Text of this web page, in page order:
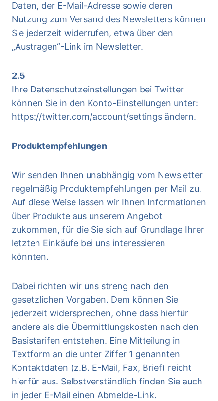
Daten, der E-Mail-Adresse sowie deren
Nutzung zum Versand des Newsletters können
Sie jederzeit widerrufen, etwa über den
„Austragen“-Link im Newsletter.
2.5
Ihre Datenschutzeinstellungen bei Twitter
können Sie in den Konto-Einstellungen unter:
https://twitter.com/account/settings ändern.
Produktempfehlungen
Wir senden Ihnen unabhängig vom Newsletter
regelmäßig Produktempfehlungen per Mail zu.
Auf diese Weise lassen wir Ihnen Informationen
über Produkte aus unserem Angebot
zukommen, für die Sie sich auf Grundlage Ihrer
letzten Einkäufe bei uns interessieren
könnten.
Dabei richten wir uns streng nach den
gesetzlichen Vorgaben. Dem können Sie
jederzeit widersprechen, ohne dass hierfür
andere als die Übermittlungskosten nach den
Basistarifen entstehen. Eine Mitteilung in
Textform an die unter Ziffer 1 genannten
Kontaktdaten (z.B. E-Mail, Fax, Brief) reicht
hierfür aus. Selbstverständlich finden Sie auch
in jeder E-Mail einen Abmelde-Link.